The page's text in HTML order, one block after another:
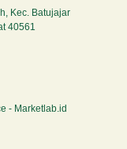
Kec. Batujajar
40561
- Marketlab.id